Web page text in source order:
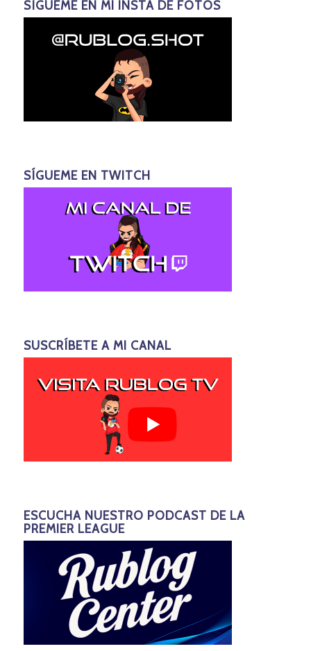
SÍGUEME EN MI INSTA DE FOTOS
SÍGUEME EN TWITCH
SUSCRÍBETE A MI CANAL
ESCUCHA NUESTRO PODCAST DE LA
PREMIER LEAGUE